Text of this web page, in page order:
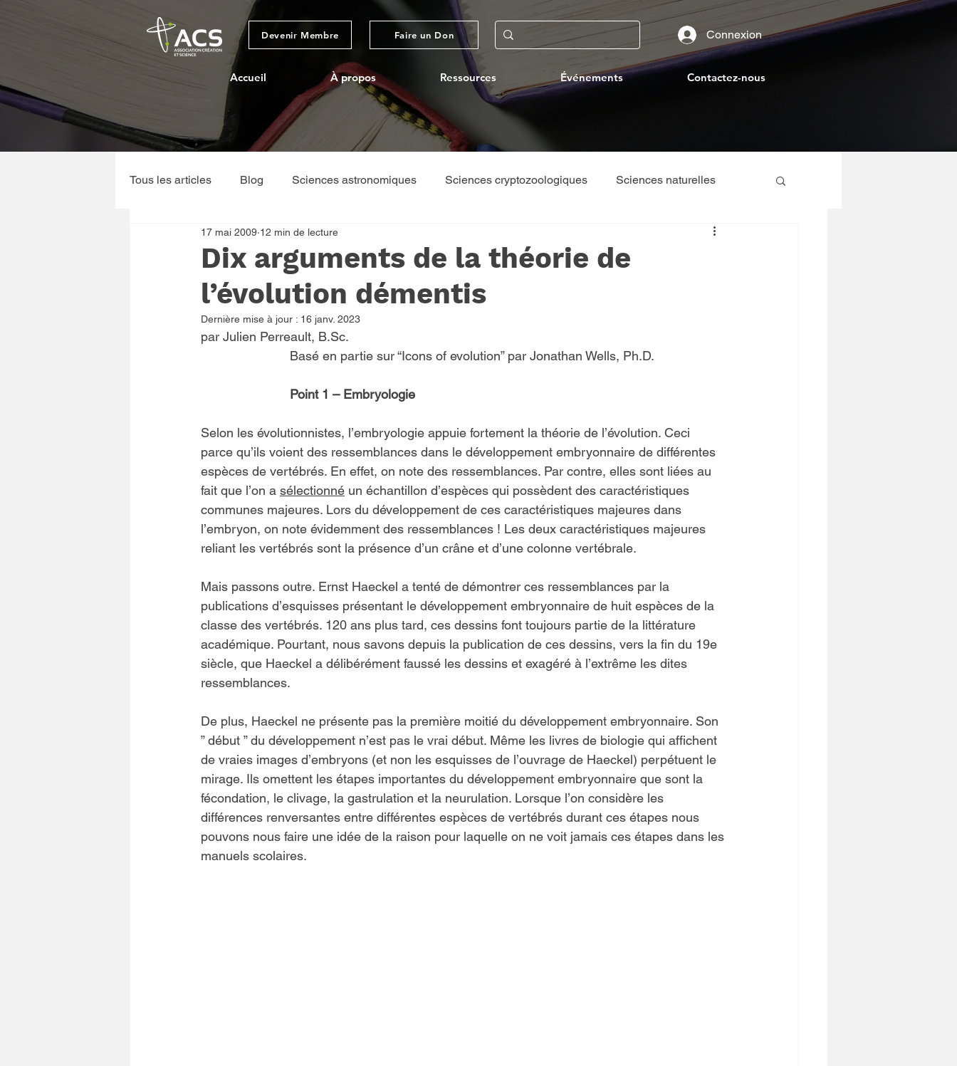
Devenir Membre Faire un Don Connexion
Accueil À propos Ressources Événements Contactez-nous
Tous les articles Blog Sciences astronomiques Sciences cryptozoologiques Sciences naturelles
Sciences physiques et géologiques
Dix arguments de la théorie de
l’évolution démentis
17 mai 2009 12 min de lecture
Dernière mise à jour : 16 janv. 2023
par Julien Perreault, B.Sc.
Basé en partie sur “Icons of evolution” par Jonathan Wells, Ph.D.
Point 1 – Embryologie
Selon les évolutionnistes, l’embryologie appuie fortement la théorie de l’évolution. Ceci
parce qu’ils voient des ressemblances dans le développement embryonnaire de différentes
espèces de vertébrés. En effet, on note des ressemblances. Par contre, elles sont liées au
fait que l’on a sélectionné un échantillon d’espèces qui possèdent des caractéristiques
communes majeures. Lors du développement de ces caractéristiques majeures dans
l’embryon, on note évidemment des ressemblances ! Les deux caractéristiques majeures
reliant les vertébrés sont la présence d’un crâne et d’une colonne vertébrale.
Mais passons outre. Ernst Haeckel a tenté de démontrer ces ressemblances par la
publications d’esquisses présentant le développement embryonnaire de huit espèces de la
classe des vertébrés. 120 ans plus tard, ces dessins font toujours partie de la littérature
académique. Pourtant, nous savons depuis la publication de ces dessins, vers la fin du 19e
siècle, que Haeckel a délibérément faussé les dessins et exagéré à l’extrême les dites
ressemblances.
De plus, Haeckel ne présente pas la première moitié du développement embryonnaire. Son
” début ” du développement n’est pas le vrai début. Même les livres de biologie qui affichent
de vraies images d’embryons (et non les esquisses de l’ouvrage de Haeckel) perpétuent le
mirage. Ils omettent les étapes importantes du développement embryonnaire que sont la
fécondation, le clivage, la gastrulation et la neurulation. Lorsque l’on considère les
différences renversantes entre différentes espèces de vertébrés durant ces étapes nous
pouvons nous faire une idée de la raison pour laquelle on ne voit jamais ces étapes dans les
manuels scolaires.